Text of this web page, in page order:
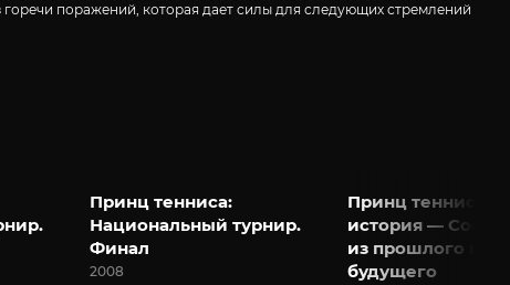
поражений, которая дает силы для следующих стремлений
Принц тенниса:
Национальный турнир.
Финал
2008
Принц тенниса:
история —
из прошлого и
будущего